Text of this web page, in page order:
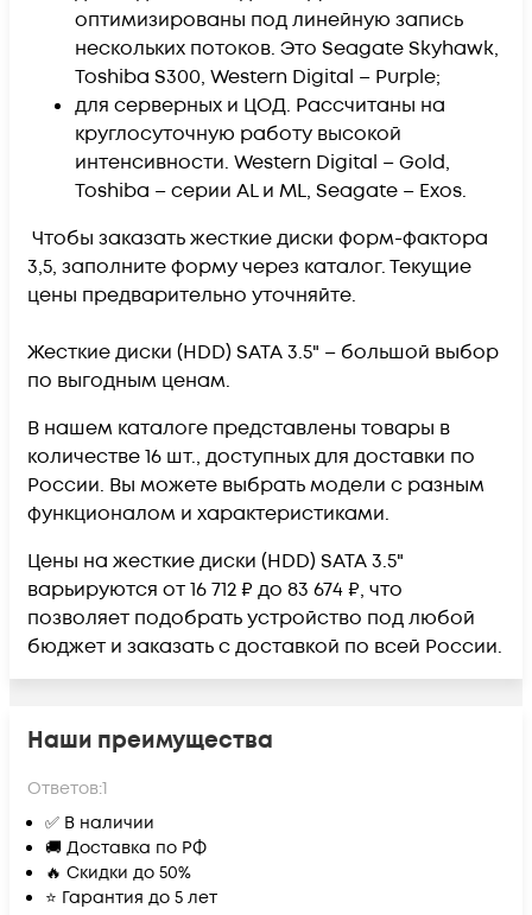
оптимизированы под линейную запись
нескольких потоков. Это Seagate Skyhawk,
Toshiba S300, Western Digital – Purple;
для серверных и ЦОД. Рассчитаны на
круглосуточную работу высокой
интенсивности. Western Digital – Gold,
Toshiba – серии AL и ML, Seagate – Exos.
Чтобы заказать жесткие диски форм-фактора
3,5, заполните форму через каталог. Текущие
цены предварительно уточняйте.
Жесткие диски (HDD) SATA 3.5" – большой выбор
по выгодным ценам.
В нашем каталоге представлены товары в
количестве 16 шт., доступных для доставки по
России. Вы можете выбрать модели с разным
функционалом и характеристиками.
Цены на жесткие диски (HDD) SATA 3.5"
варьируются от 16 712 ₽ до 83 674 ₽, что
позволяет подобрать устройство под любой
бюджет и заказать с доставкой по всей России.
Наши преимущества
Ответов:1
✅ В наличии
🚚 Доставка по РФ
🔥 Скидки до 50%
⭐ Гарантия до 5 лет